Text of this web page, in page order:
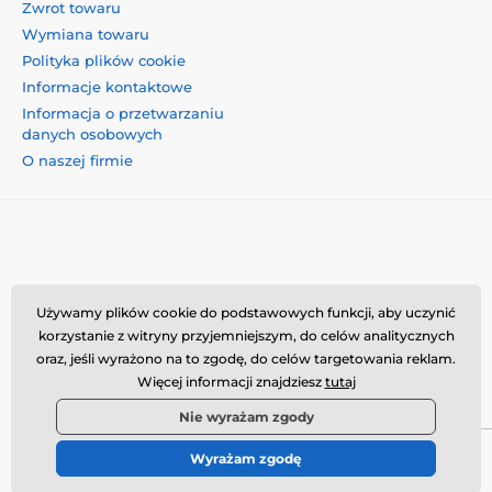
Zwrot towaru
Wymiana towaru
Polityka plików cookie
Informacje kontaktowe
Informacja o przetwarzaniu
danych osobowych
O naszej firmie
Momanio s.r.o., Okružní 361/14, 74718, Píšť, Czechy,
VAT: CZ09604707, info@momanio.pl
© 2026 www.momanio.pl ⦁ Utworzono e-sklep
Używamy plików cookie do podstawowych funkcji, aby uczynić
korzystanie z witryny przyjemniejszym, do celów analitycznych
oraz, jeśli wyrażono na to zgodę, do celów targetowania reklam.
Więcej informacji znajdziesz tutaj
Nie wyrażam zgody
Wyrażam zgodę